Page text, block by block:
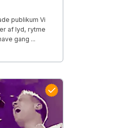
publikum Vi
af lyd, rytme
gang ...